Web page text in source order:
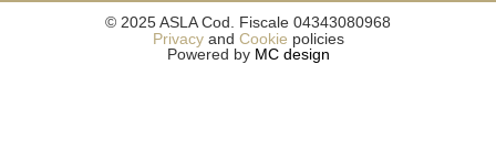
© 2025 ASLA Cod. Fiscale 04343080968
Privacyand Cookie policies
Powered by MC design